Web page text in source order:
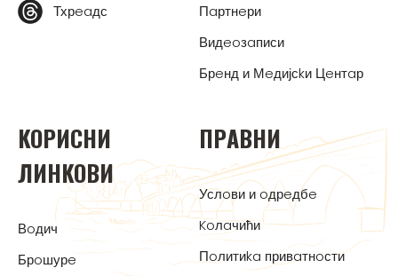
Тхрeaдс
Пaртнeри
Видeoзaписи
Брeнд и Мeдијсkи Цeнтaр
KOРИСНИ
ЛИНKOВИ
Вoдич
Брoшурe
ПРAВНИ
Услoви и oдрeдбe
Koлaчићи
Пoлитиka привaтнoсти